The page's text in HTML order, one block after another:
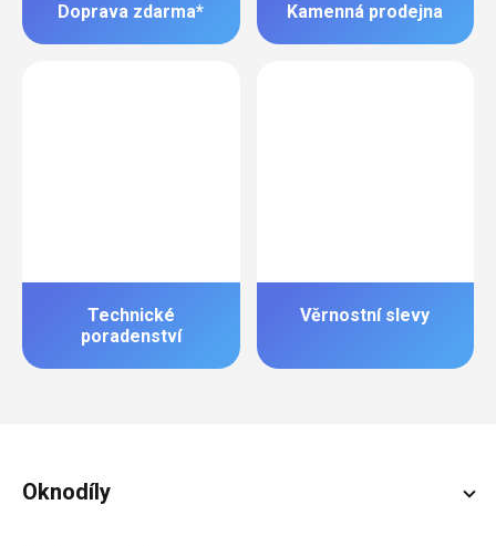
Doprava zdarma* Kamenná prodejna
Technické
poradenství
Věrnostní slevy
Zápatí
Oknodíly